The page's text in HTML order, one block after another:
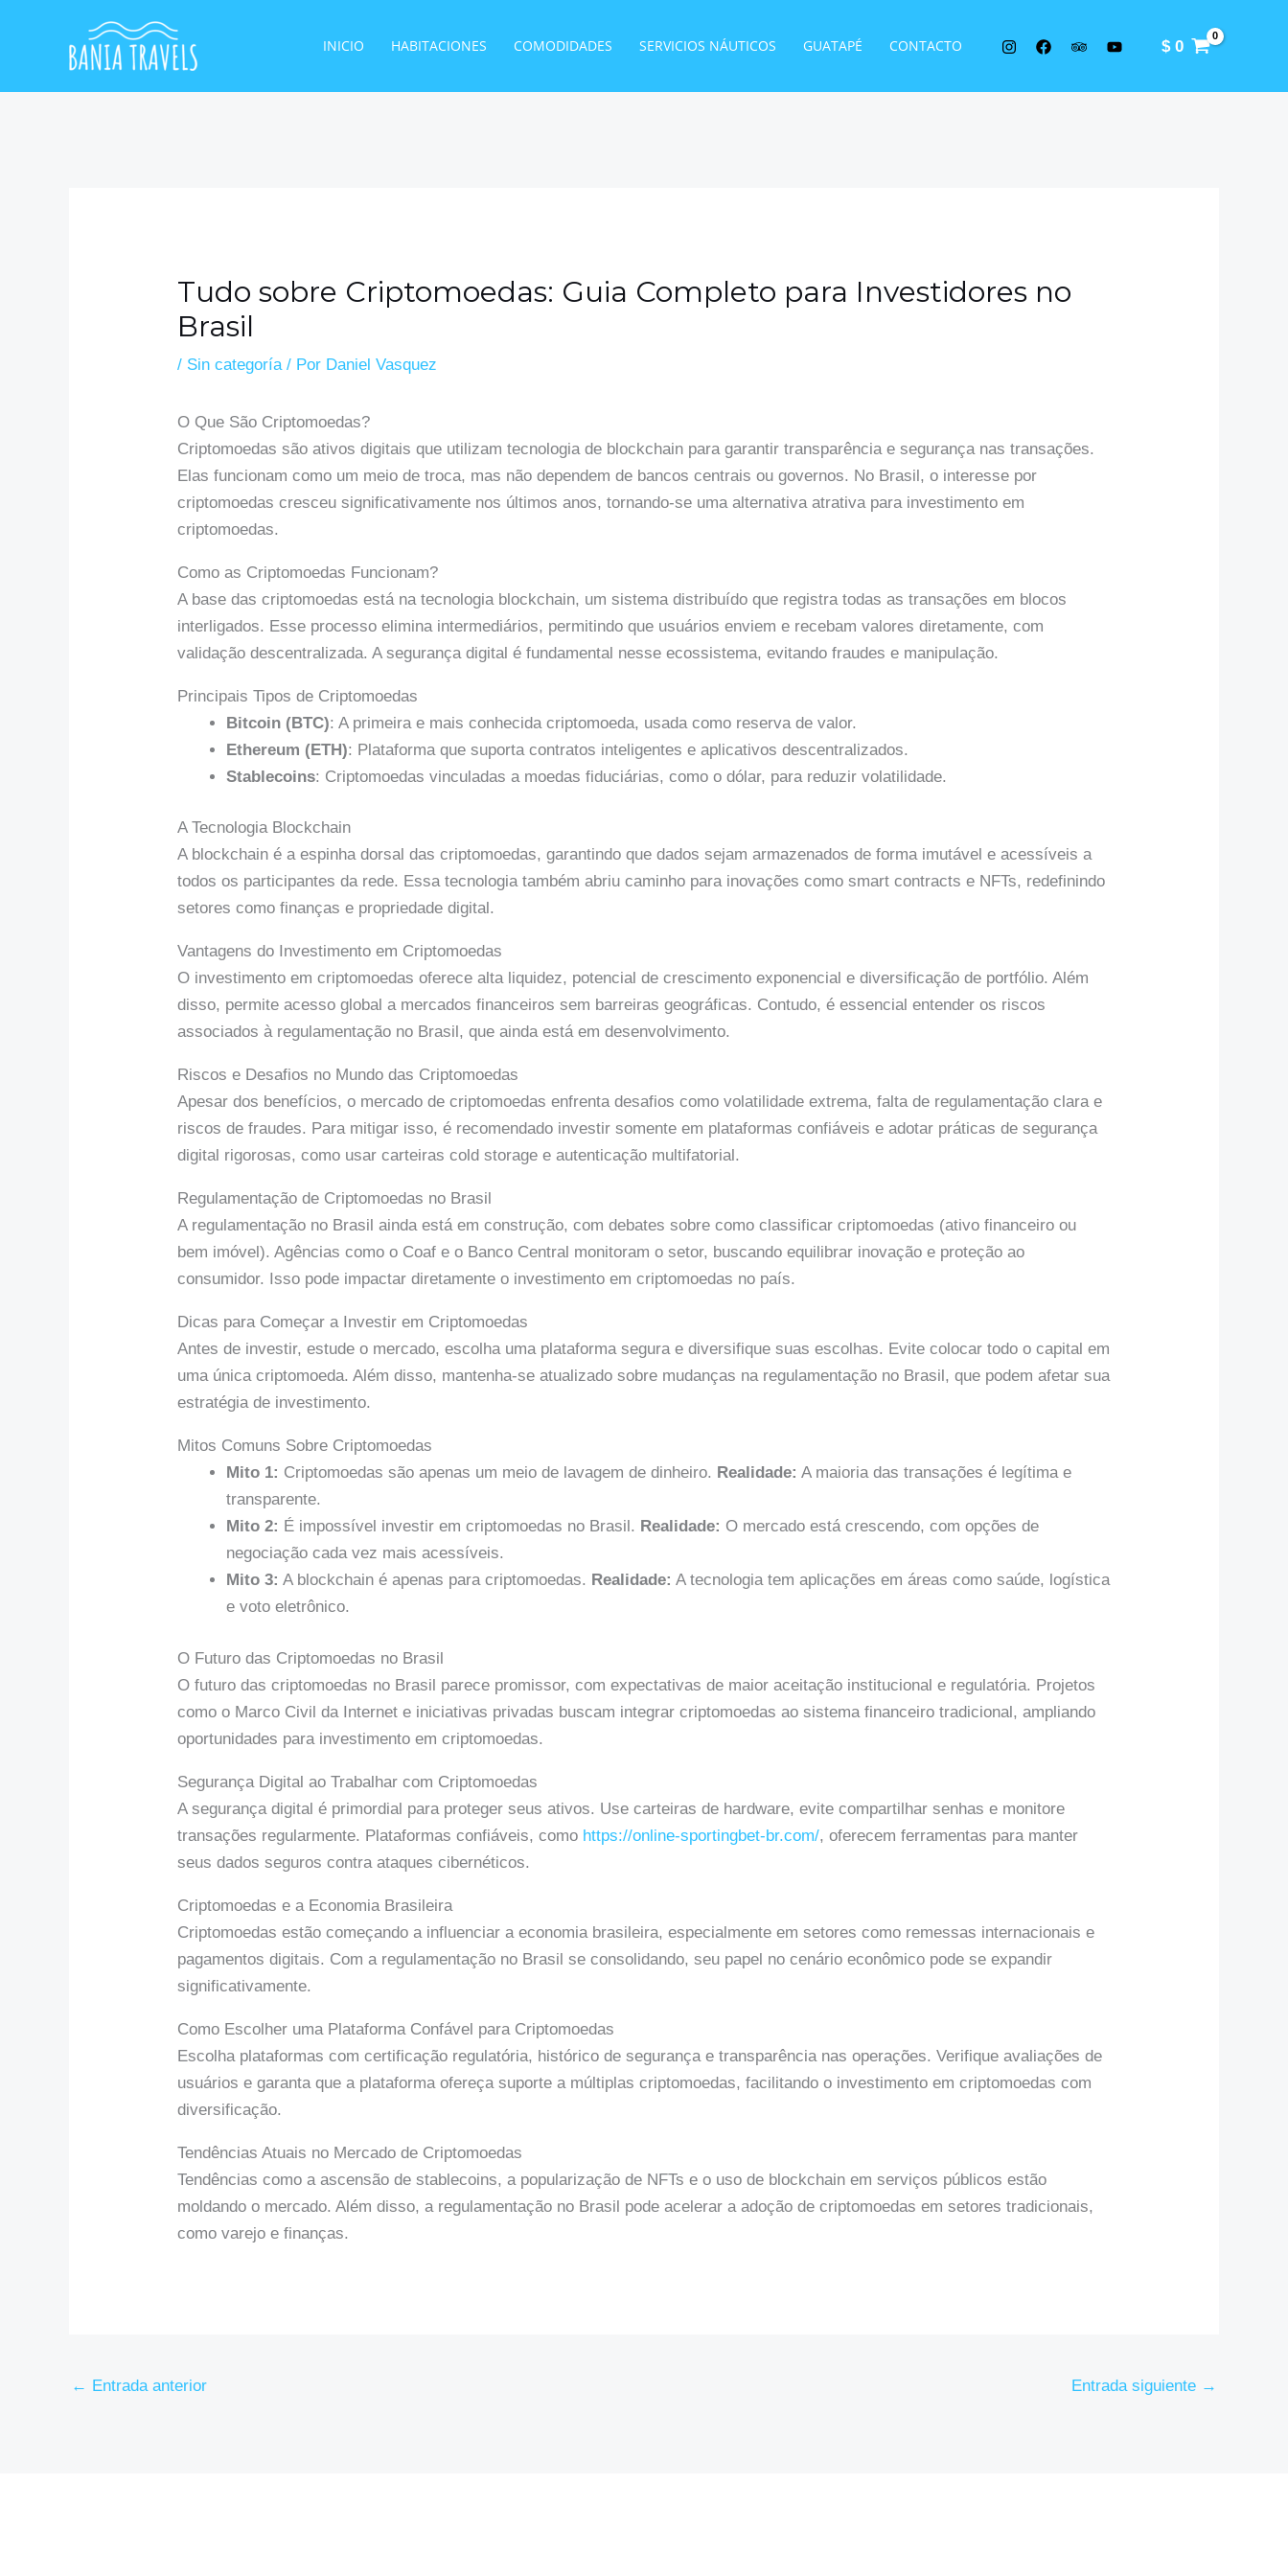
INICIO HABITACIONES COMODIDADES SERVICIOS NÁUTICOS GUATAPÉ CONTACTO $0
Tudo sobre Criptomoedas: Guia Completo para Investidores no
Brasil
/ Sin categoría / Por Daniel Vasquez
O Que São Criptomoedas?
Criptomoedas são ativos digitais que utilizam tecnologia de blockchain para garantir transparência e segurança nas transações.
Elas funcionam como um meio de troca, mas não dependem de bancos centrais ou governos. No Brasil, o interesse por
criptomoedas cresceu significativamente nos últimos anos, tornando-se uma alternativa atrativa para investimento em
criptomoedas.
Como as Criptomoedas Funcionam?
A base das criptomoedas está na tecnologia blockchain, um sistema distribuído que registra todas as transações em blocos
interligados. Esse processo elimina intermediários, permitindo que usuários enviem e recebam valores diretamente, com
validação descentralizada. A segurança digital é fundamental nesse ecossistema, evitando fraudes e manipulação.
Principais Tipos de Criptomoedas
Bitcoin (BTC): A primeira e mais conhecida criptomoeda, usada como reserva de valor.
Ethereum (ETH): Plataforma que suporta contratos inteligentes e aplicativos descentralizados.
Stablecoins: Criptomoedas vinculadas a moedas fiduciárias, como o dólar, para reduzir volatilidade.
A Tecnologia Blockchain
A blockchain é a espinha dorsal das criptomoedas, garantindo que dados sejam armazenados de forma imutável e acessíveis a
todos os participantes da rede. Essa tecnologia também abriu caminho para inovações como smart contracts e NFTs, redefinindo
setores como finanças e propriedade digital.
Vantagens do Investimento em Criptomoedas
O investimento em criptomoedas oferece alta liquidez, potencial de crescimento exponencial e diversificação de portfólio. Além
disso, permite acesso global a mercados financeiros sem barreiras geográficas. Contudo, é essencial entender os riscos
associados à regulamentação no Brasil, que ainda está em desenvolvimento.
Riscos e Desafios no Mundo das Criptomoedas
Apesar dos benefícios, o mercado de criptomoedas enfrenta desafios como volatilidade extrema, falta de regulamentação clara e
riscos de fraudes. Para mitigar isso, é recomendado investir somente em plataformas confiáveis e adotar práticas de segurança
digital rigorosas, como usar carteiras cold storage e autenticação multifatorial.
Regulamentação de Criptomoedas no Brasil
A regulamentação no Brasil ainda está em construção, com debates sobre como classificar criptomoedas (ativo financeiro ou
bem imóvel). Agências como o Coaf e o Banco Central monitoram o setor, buscando equilibrar inovação e proteção ao
consumidor. Isso pode impactar diretamente o investimento em criptomoedas no país.
Dicas para Começar a Investir em Criptomoedas
Antes de investir, estude o mercado, escolha uma plataforma segura e diversifique suas escolhas. Evite colocar todo o capital em
uma única criptomoeda. Além disso, mantenha-se atualizado sobre mudanças na regulamentação no Brasil, que podem afetar sua
estratégia de investimento.
Mitos Comuns Sobre Criptomoedas
Mito 1: Criptomoedas são apenas um meio de lavagem de dinheiro. Realidade: A maioria das transações é legítima e
transparente.
Mito 2: É impossível investir em criptomoedas no Brasil. Realidade: O mercado está crescendo, com opções de
negociação cada vez mais acessíveis.
Mito 3: A blockchain é apenas para criptomoedas. Realidade: A tecnologia tem aplicações em áreas como saúde, logística
e voto eletrônico.
O Futuro das Criptomoedas no Brasil
O futuro das criptomoedas no Brasil parece promissor, com expectativas de maior aceitação institucional e regulatória. Projetos
como o Marco Civil da Internet e iniciativas privadas buscam integrar criptomoedas ao sistema financeiro tradicional, ampliando
oportunidades para investimento em criptomoedas.
Segurança Digital ao Trabalhar com Criptomoedas
A segurança digital é primordial para proteger seus ativos. Use carteiras de hardware, evite compartilhar senhas e monitore
transações regularmente. Plataformas confiáveis, como https://online-sportingbet-br.com/, oferecem ferramentas para manter
seus dados seguros contra ataques cibernéticos.
Criptomoedas e a Economia Brasileira
Criptomoedas estão começando a influenciar a economia brasileira, especialmente em setores como remessas internacionais e
pagamentos digitais. Com a regulamentação no Brasil se consolidando, seu papel no cenário econômico pode se expandir
significativamente.
Como Escolher uma Plataforma Confável para Criptomoedas
Escolha plataformas com certificação regulatória, histórico de segurança e transparência nas operações. Verifique avaliações de
usuários e garanta que a plataforma ofereça suporte a múltiplas criptomoedas, facilitando o investimento em criptomoedas com
diversificação.
Tendências Atuais no Mercado de Criptomoedas
Tendências como a ascensão de stablecoins, a popularização de NFTs e o uso de blockchain em serviços públicos estão
moldando o mercado. Além disso, a regulamentação no Brasil pode acelerar a adoção de criptomoedas em setores tradicionais,
como varejo e finanças.
← Entrada anterior Entrada siguiente →